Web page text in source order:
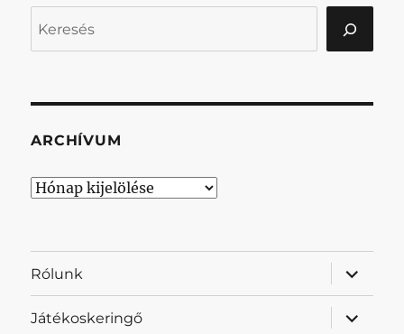
ARCHÍVUM
Archívum
Rólunk
almenü
Játékoskeringő
almenü